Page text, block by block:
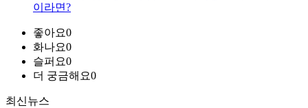
이라면?
좋아요0
화나요0
슬퍼요0
더 궁금해요0
최신뉴스